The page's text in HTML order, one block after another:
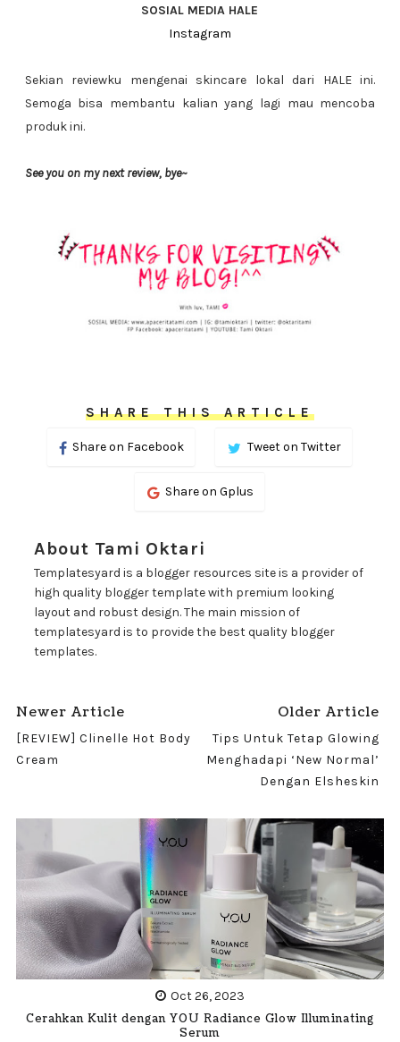
SOSIAL MEDIA HALE
Instagram
Sekian reviewku mengenai skincare lokal dari HALE ini.
Semoga bisa membantu kalian yang lagi mau mencoba
produk ini.
See you on my next review, bye~
SHARE THIS ARTICLE
Share on Facebook Tweet on Twitter
Share on Gplus
About Tami Oktari
Templatesyard is a blogger resources site is a provider of
high quality blogger template with premium looking
layout and robust design. The main mission of
templatesyard is to provide the best quality blogger
templates.
Newer Article
[REVIEW] Clinelle Hot Body
Cream
Older Article
Tips Untuk Tetap Glowing
Menghadapi ‘New Normal’
Dengan Elsheskin
Oct 26, 2023
Cerahkan Kulit dengan YOU Radiance Glow Illuminating
Serum